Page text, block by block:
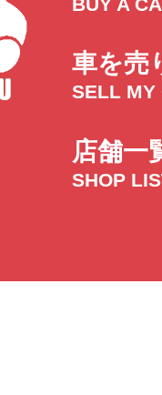
車を売
SELL MY
店舗一
SHOP